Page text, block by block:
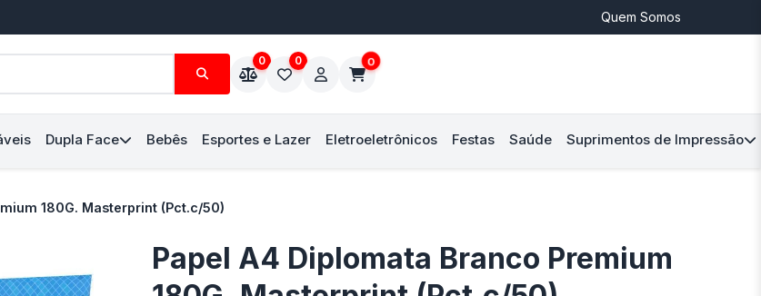
Quem Somos
0 0 0
Dupla Face Bebês Esportes e Lazer Eletroeletrônicos Festas Saúde Suprimentos de Impressão
180G. Masterprint (Pct.c/50)
Papel A4 Diplomata Branco Premium